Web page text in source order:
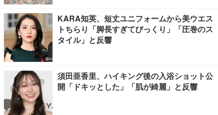
KARA知英、短丈ユニフォームから美ウエス
トちらり「脚長すぎてびっくり」「圧巻のス
タイル」と反響
須田亜香里、ハイキング後の入浴ショット公
開「ドキッとした」「肌が綺麗」と反響